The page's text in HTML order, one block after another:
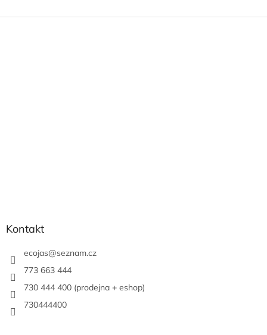
Kontakt
ecojas@seznam.cz
773 663 444
730 444 400 (prodejna + eshop)
730444400